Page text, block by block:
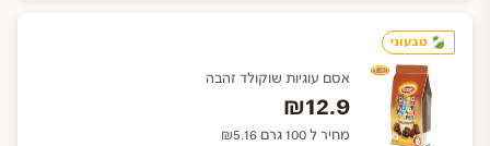
טבעוני
אסם עוגיות שוקולד זהבה
₪12.9
מחיר ל 100 גרם ₪5.16